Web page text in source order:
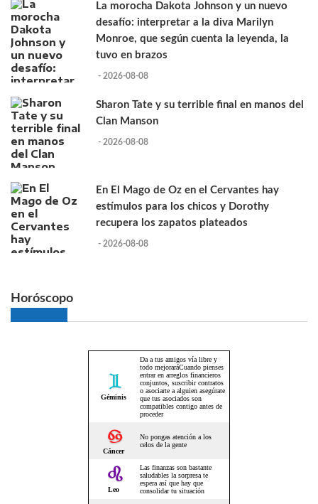
La morocha Dakota Johnson y un nuevo
desafío: interpretar a la diva Marilyn
Monroe, que según cuenta la leyenda, la
tuvo en brazos
- 2026-08-08
Sharon Tate y su terrible final en manos del
Clan Manson
- 2026-08-08
En El Mago de Oz en el Cervantes hay
estímulos para los chicos y Dorothy
recupera los zapatos plateados
- 2026-08-08
Horóscopo